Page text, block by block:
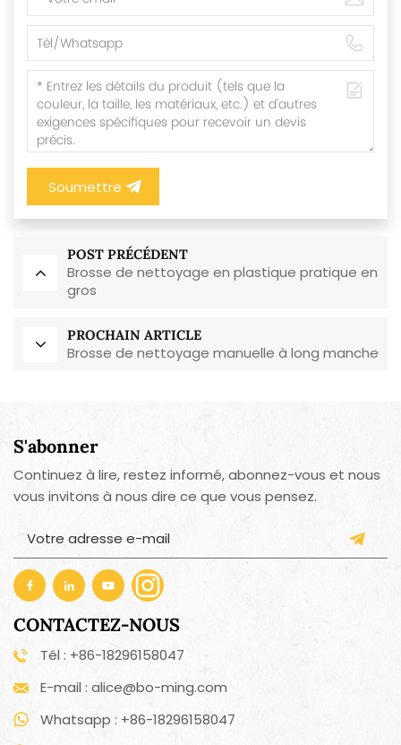
Soumettre
POST PRÉCÉDENT
Brosse de nettoyage en plastique pratique en
gros
PROCHAIN ARTICLE
Brosse de nettoyage manuelle à long manche
S'abonner
Continuez à lire, restez informé, abonnez-vous et nous
vous invitons à nous dire ce que vous pensez.
CONTACTEZ-NOUS
Tél : +86-18296158047
E-mail : alice@bo-ming.com
Whatsapp : +86-18296158047